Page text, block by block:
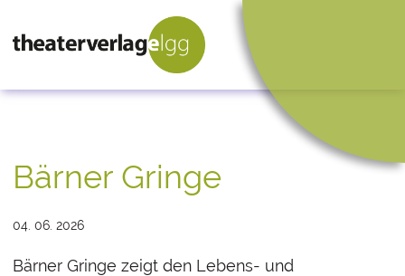
Bärner Gringe
04. 06. 2026
Bärner Gringe zeigt den Lebens- und